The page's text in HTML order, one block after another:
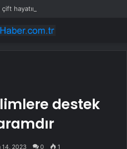
hayatını kaybetti
destek
14, 2023 0 1